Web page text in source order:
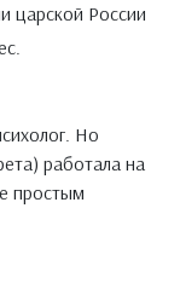
царской России
Но
работала на
простым